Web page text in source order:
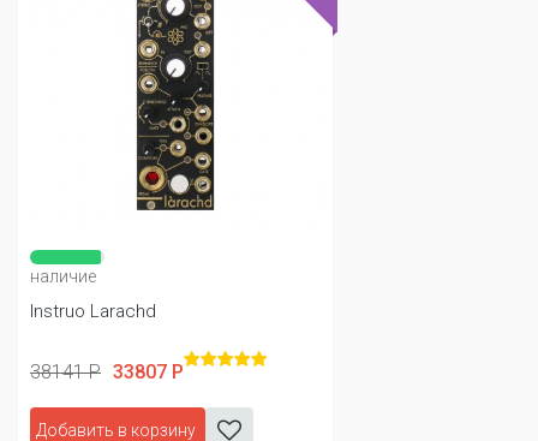
наличие
Instruo Larachd
38141 Р 33807 Р
Добавить в корзину